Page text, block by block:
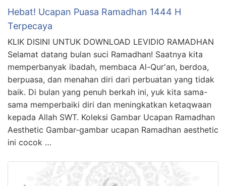
Hebat! Ucapan Puasa Ramadhan 1444 H
Terpecaya
KLIK DISINI UNTUK DOWNLOAD LEVIDIO RAMADHAN
Selamat datang bulan suci Ramadhan! Saatnya kita
memperbanyak ibadah, membaca Al-Qur'an, berdoa,
berpuasa, dan menahan diri dari perbuatan yang tidak
baik. Di bulan yang penuh berkah ini, yuk kita sama-
sama memperbaiki diri dan meningkatkan ketaqwaan
kepada Allah SWT. Koleksi Gambar Ucapan Ramadhan
Aesthetic Gambar-gambar ucapan Ramadhan aesthetic
ini cocok …